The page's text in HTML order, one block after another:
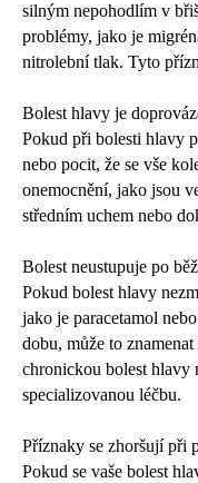
silným nepohodlím v
problémy, jako je
nitrolební tlak. Tyto
Bolest hlavy je
Pokud při bolesti hlavy
nebo pocit, že se vše
onemocnění, jako jsou
středním uchem nebo
Bolest neustupuje po
Pokud bolest hlavy
jako je paracetamol
dobu, může to
chronickou bolest hlavy
specializovanou léčbu.
Příznaky se zhoršují při
Pokud se vaše bolest